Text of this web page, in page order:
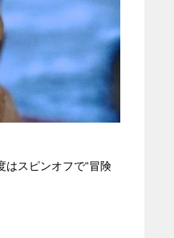
はスピンオフで“冒険